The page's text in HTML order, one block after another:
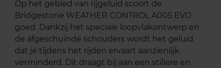
Op het gebied van rijgeluid scoort de
Bridgestone WEATHER CONTROL A005 EVO
goed. Dankzij het speciale loopvlakontwerp en
de afgeschuinde schouders wordt het geluid
dat je tijdens het rijden ervaart aanzienlijk
verminderd. Dit draagt bij aan een stillere en